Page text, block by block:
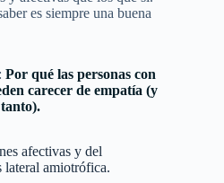
es siempre una buena
Por qué las personas con
carecer de empatía (y
afectivas y del
lateral amiotrófica.